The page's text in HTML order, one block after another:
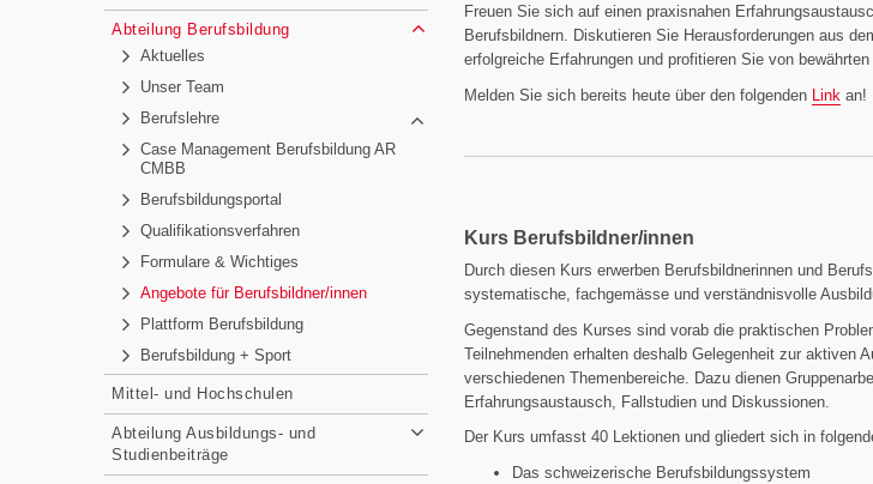
Abteilung Berufsbildung
Aktuelles
Unser Team
Berufslehre
Case Management Berufsbildung AR
CMBB
Berufsbildungsportal
Qualifikationsverfahren
Formulare & Wichtiges
Angebote für Berufsbildner/innen
Plattform Berufsbildung
Berufsbildung + Sport
Mittel- und Hochschulen
Abteilung Ausbildungs- und
Studienbeiträge
Freuen Sie sich auf einen praxisnahen
Berufsbildnern. Diskutieren Sie Herausforderungen aus
erfolgreiche Erfahrungen und profitieren Sie von
Melden Sie sich bereits heute über den folgenden Link an!
Kurs Be­rufs­bild­ner­/in­nen
Durch diesen Kurs erwerben Berufsbildnerinnen und
systematische, fachgemässe und verständnisvolle
Gegenstand des Kurses sind vorab die praktischen
Teilnehmenden erhalten deshalb Gelegenheit zur aktiven
verschiedenen Themenbereiche. Dazu dienen
Erfahrungsaustausch, Fallstudien und Diskussionen.
Der Kurs umfasst 40 Lektionen und gliedert sich in
Das schweizerische Berufsbildungssystem